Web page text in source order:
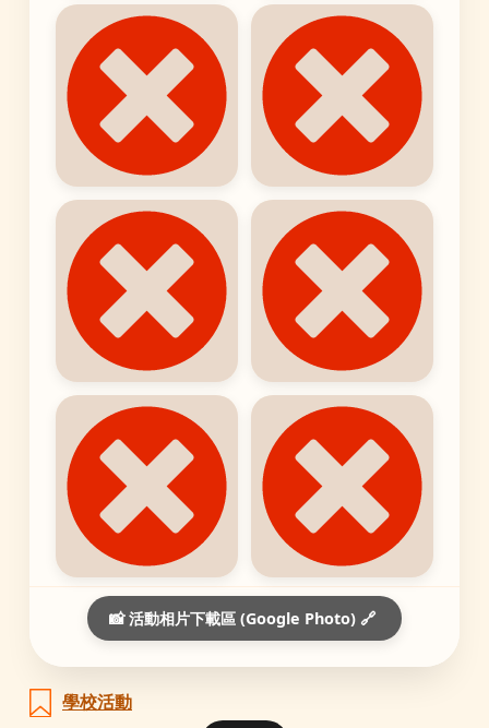
📸 活動相片下載區 (Google Photo) 🔗
學校活動